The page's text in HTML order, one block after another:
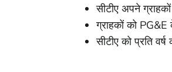
सीटीए अपने
ग्राहकों को
सीटीए को प्रति